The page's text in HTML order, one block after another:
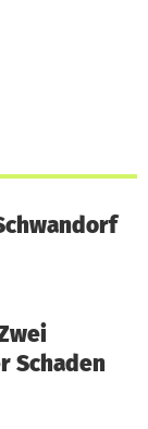
Schaden